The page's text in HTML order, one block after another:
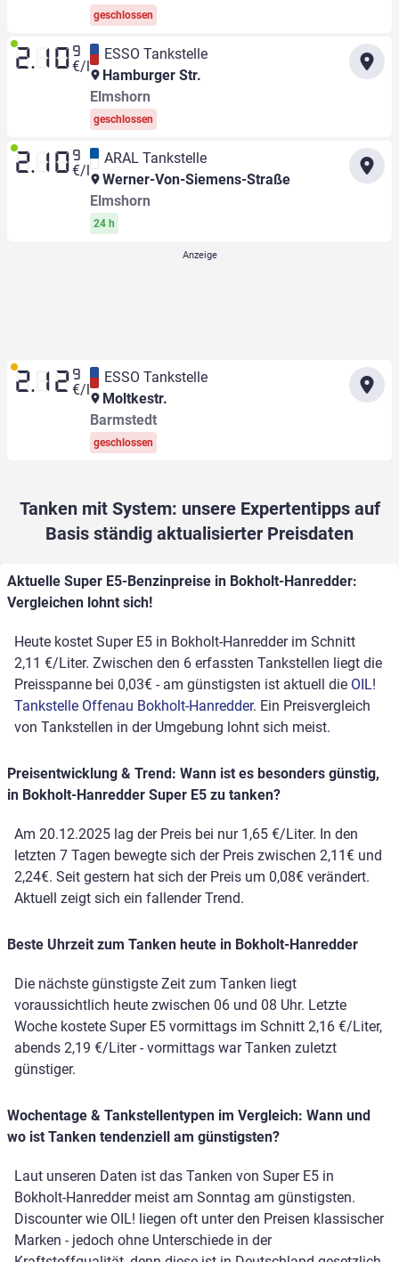
geschlossen
2.10 9
€/l
ESSO Tankstelle
Hamburger Str.
Elmshorn
geschlossen
2.10 9
€/l
ARAL Tankstelle
Werner-Von-Siemens-Straße
Elmshorn
24 h
2.12 9
€/l
ESSO Tankstelle
Moltkestr.
Barmstedt
geschlossen
Tanken mit System: unsere Expertentipps auf
Basis ständig aktualisierter Preisdaten
Aktuelle Super E5-Benzinpreise in Bokholt-Hanredder:
Vergleichen lohnt sich!
Heute kostet Super E5 in Bokholt-Hanredder im Schnitt
2,11 €/Liter. Zwischen den 6 erfassten Tankstellen liegt die
Preisspanne bei 0,03€ - am günstigsten ist aktuell die OIL!
Tankstelle Offenau Bokholt-Hanredder. Ein Preisvergleich
von Tankstellen in der Umgebung lohnt sich meist.
Preisentwicklung & Trend: Wann ist es besonders günstig,
in Bokholt-Hanredder Super E5 zu tanken?
Am 20.12.2025 lag der Preis bei nur 1,65 €/Liter. In den
letzten 7 Tagen bewegte sich der Preis zwischen 2,11€ und
2,24€. Seit gestern hat sich der Preis um 0,08€ verändert.
Aktuell zeigt sich ein fallender Trend.
Beste Uhrzeit zum Tanken heute in Bokholt-Hanredder
Die nächste günstigste Zeit zum Tanken liegt
voraussichtlich heute zwischen 06 und 08 Uhr. Letzte
Woche kostete Super E5 vormittags im Schnitt 2,16 €/Liter,
abends 2,19 €/Liter - vormittags war Tanken zuletzt
günstiger.
Wochentage & Tankstellentypen im Vergleich: Wann und
wo ist Tanken tendenziell am günstigsten?
Laut unseren Daten ist das Tanken von Super E5 in
Bokholt-Hanredder meist am Sonntag am günstigsten.
Discounter wie OIL! liegen oft unter den Preisen klassischer
Marken - jedoch ohne Unterschiede in der